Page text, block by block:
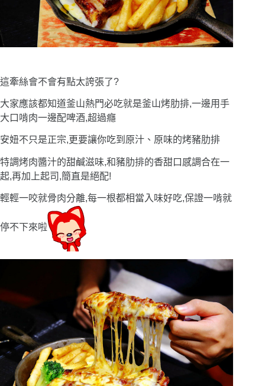
這牽絲會不會有點太誇張了?
大家應該都知道釜山熱門必吃就是釜山烤肋排,一邊用手
大口啃肉一邊配啤酒,超過癮
安妞不只是正宗,更要讓你吃到原汁、原味的烤豬肋排
特調烤肉醬汁的甜鹹滋味,和豬肋排的香甜口感調合在一
起,再加上起司,簡直是絕配!
輕輕一咬就骨肉分離,每一根都相當入味好吃,保證一啃就
停不下來啦